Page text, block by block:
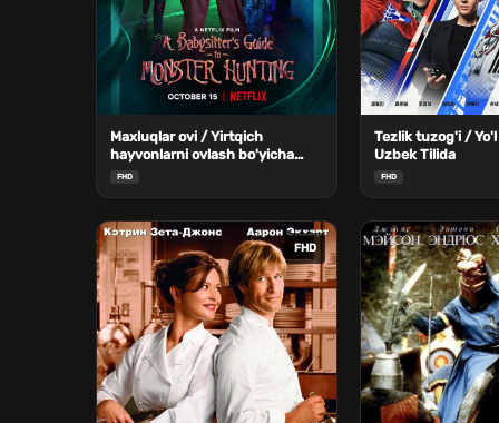
Maxluqlar ovi / Yirtqich
hayvonlarni ovlash bo'yicha
enaga uchun qo'llanma Uzbek
FHD
Tezlik tuzog'i /
Uzbek Tilida
FHD
FHD